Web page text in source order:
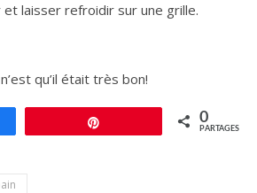
laisser refroidir sur une grille.
qu’il était très bon!
0
PARTAGES